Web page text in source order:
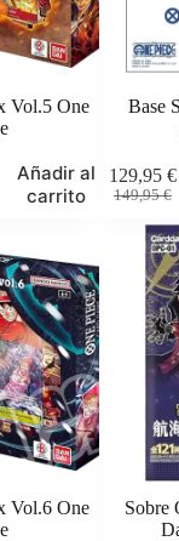
Vol.5 One
Añadir al
carrito
Base
149,95€
El
era:
129,95 €
El
es:
Vol.6 One
Sobre